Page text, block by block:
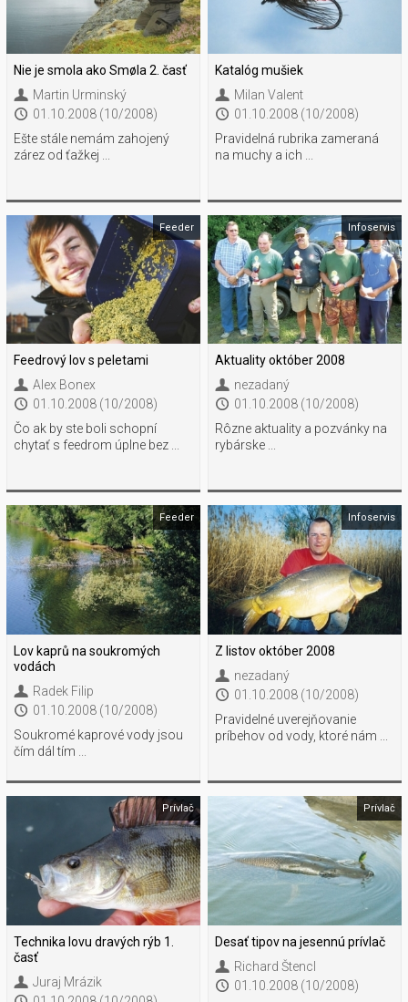
Nie je smola ako Smøla 2. časť
Martin Urminský
01.10.2008 (10/2008)
Ešte stále nemám zahojený
zárez od ťažkej ...
Katalóg mušiek
Milan Valent
01.10.2008 (10/2008)
Pravidelná rubrika zameraná
na muchy a ich ...
Feeder
Feedrový lov s peletami
Alex Bonex
01.10.2008 (10/2008)
Čo ak by ste boli schopní
chytať s feedrom úplne bez ...
Infoservis
Aktuality október 2008
nezadaný
01.10.2008 (10/2008)
Rôzne aktuality a pozvánky na
rybárske ...
Feeder
Lov kaprů na soukromých
vodách
Radek Filip
01.10.2008 (10/2008)
Soukromé kaprové vody jsou
čím dál tím ...
Infoservis
Z listov október 2008
nezadaný
01.10.2008 (10/2008)
Pravidelné uverejňovanie
príbehov od vody, ktoré nám ...
Prívlač
Technika lovu dravých rýb 1.
časť
Juraj Mrázik
Prívlač
Desať tipov na jesennú prívlač
Richard Štencl
01.10.2008 (10/2008)